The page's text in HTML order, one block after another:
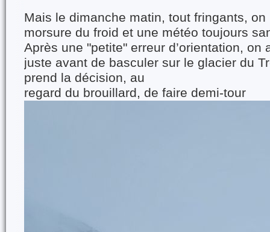
Mais le dimanche matin, tout fringants,
morsure du froid et une météo toujours
Après une "petite" erreur d’orientation, on
juste avant de basculer sur le glacier du
prend la décision, au
regard du brouillard, de faire demi-tour